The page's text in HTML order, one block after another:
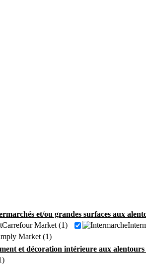
et/ou grandes surfaces aux
Carrefour Market (1)
Market (1)
et décoration intérieure aux alentours